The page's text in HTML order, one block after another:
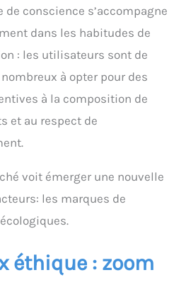
de conscience s’accompagne
dans les habitudes de
: les utilisateurs sont de
à opter pour des
à la composition de
et au respect de
voit émerger une nouvelle
les marques de
éthique : zoom